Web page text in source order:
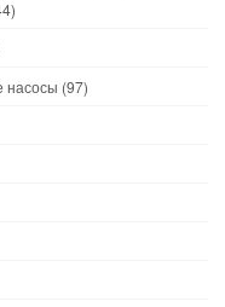
насосы (97)